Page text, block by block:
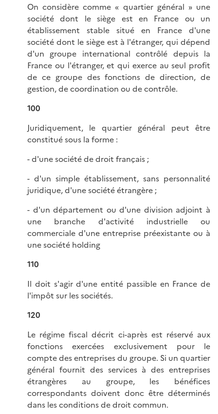
On considère comme « quartier général » une
société dont le siège est en France ou un
établissement stable situé en France d'une
société dont le siège est à l'étranger, qui dépend
d'un groupe international contrôlé depuis la
France ou l'étranger, et qui exerce au seul profit
de ce groupe des fonctions de direction, de
gestion, de coordination ou de contrôle.
100
Juridiquement, le quartier général peut être
constitué sous la forme :
- d'une société de droit français ;
- d'un simple établissement, sans personnalité
juridique, d'une société étrangère ;
- d'un département ou d'une division adjoint à
une branche d'activité industrielle ou
commerciale d'une entreprise préexistante ou à
une société holding
110
Il doit s'agir d'une entité passible en France de
l'impôt sur les sociétés.
120
Le régime fiscal décrit ci-après est réservé aux
fonctions exercées exclusivement pour le
compte des entreprises du groupe. Si un quartier
général fournit des services à des entreprises
étrangères au groupe, les bénéfices
correspondants doivent donc être déterminés
dans les conditions de droit commun.